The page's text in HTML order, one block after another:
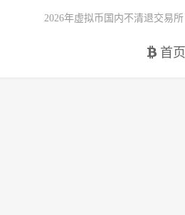
首页
2026年虚拟币国内不清退交易所